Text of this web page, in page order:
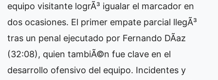
equipo visitante logrÃ³ igualar el marcador en
dos ocasiones. El primer empate parcial llegÃ³
tras un penal ejecutado por Fernando DÃ­az
(32:08), quien tambiÃ©n fue clave en el
desarrollo ofensivo del equipo. Incidentes y